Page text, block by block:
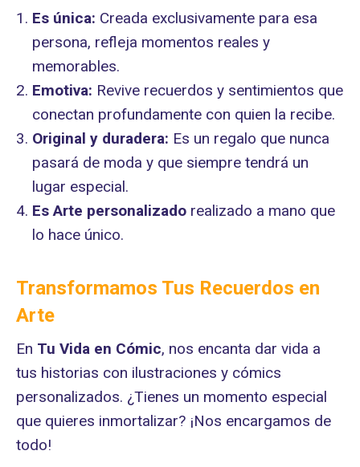
Es única: Creada exclusivamente para esa
persona, refleja momentos reales y
memorables.
Emotiva: Revive recuerdos y sentimientos que
conectan profundamente con quien la recibe.
Original y duradera: Es un regalo que nunca
pasará de moda y que siempre tendrá un
lugar especial.
Es Arte personalizado realizado a mano que
lo hace único.
Transformamos Tus Recuerdos en
Arte
En Tu Vida en Cómic, nos encanta dar vida a
tus historias con ilustraciones y cómics
personalizados. ¿Tienes un momento especial
que quieres inmortalizar? ¡Nos encargamos de
todo!